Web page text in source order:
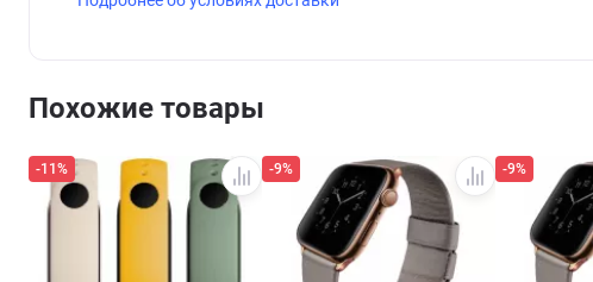
Похожие товары
-11% -9% -9%